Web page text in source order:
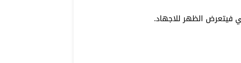
فيتعرض الظهر للاجهاد.